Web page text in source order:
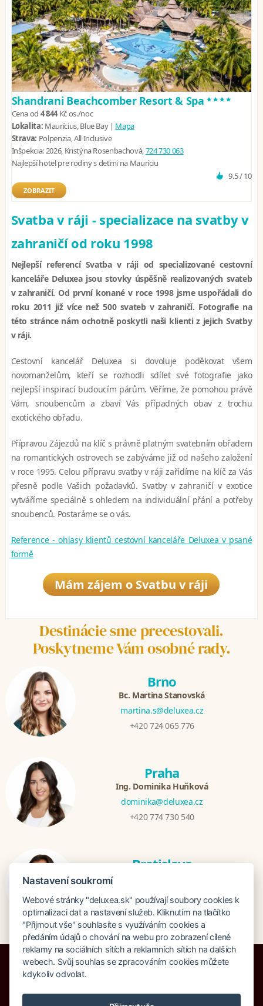
Shandrani Beachcomber Resort & Spa****
Cena od 4 844Kčos./noc
Lokalita: Maurícius, Blue Bay | Mapa
Strava: Polpenzia, All Inclusive
Inšpekcia:2026, Kristýna Rosenbachová,724 730 063
Najlepší hotel pre rodiny s deťmi na Mauríciu
9.5 / 10
ZOBRAZIT
Svatba v ráji - specializace na svatby v
zahraničí od roku 1998
Nejlepší referencí Svatba v ráji od specializované cestovní
kanceláře Deluxea jsou stovky úspěšně realizovaných svateb
v zahraničí. Od první konané v roce 1998 jsme uspořádali do
roku 2011 již více než 500 svateb v zahraničí. Fotografie na
této stránce nám ochotně poskytli naši klienti z jejich Svatby
v ráji.
Cestovní kancelář Deluxea si dovoluje poděkovat všem
novomanželům, kteří se rozhodli sdílet své fotografie jako
nejlepší inspirací budoucím párům. Věříme, že pomohou právě
Vám, snoubencům a zbaví Vás případných obav z trochu
exotického obřadu.
Přípravou Zájezdů na klíč s právně platným svatebním obřadem
na romantických ostrovech se zabýváme již od našeho založení
v roce 1995. Celou přípravu svatby v ráji zařídíme na klíč za Vás
přesně podle Vašich požadavků. Svatby v zahraničí v exotice
vytváříme speciálně s ohledem na individuální přání a potřeby
snoubenců. Postaráme se o vás.
Reference - ohlasy klientů cestovní kanceláře Deluxea v psané
formě
Mám zájem o Svatbu v ráji
Destinácie sme precestovali.
Poskytneme Vám osobné rady.
Brno
Bc. Martina Stanovská
martina.s@deluxea.cz
+420 724 065 776
Praha
Ing. Dominika Huňková
dominika@deluxea.cz
+420 774 730 540
Bratislava
+421 915 647 333
Poistenie proti úpadku 1 505 000 EUR
Nastavení soukromí
Webové stránky "deluxea.sk" používají soubory cookies k
optimalizaci dat a nastavení služeb. Kliknutím na tlačítko
"Přijmout vše" souhlasíte s využíváním cookies a
předáním údajů o chování na webu pro zobrazení cílené
reklamy na sociálních sítích a reklamních sítích na dalších
webech. Svůj souhlas se zpracováním cookies můžete
kdykoliv odvolat.